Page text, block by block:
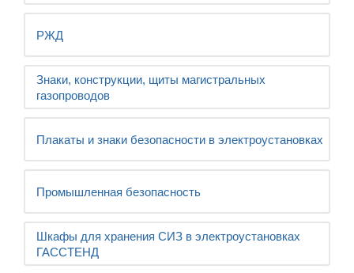
РЖД
Знаки, конструкции, щиты магистральных
газопроводов
Плакаты и знаки безопасности в электроустановках
Промышленная безопасность
Шкафы для хранения СИЗ в электроустановках
ГАССТЕНД